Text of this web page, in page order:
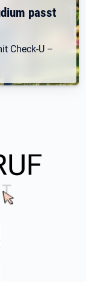
passt
Check-U –